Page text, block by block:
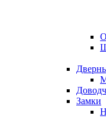
Замки